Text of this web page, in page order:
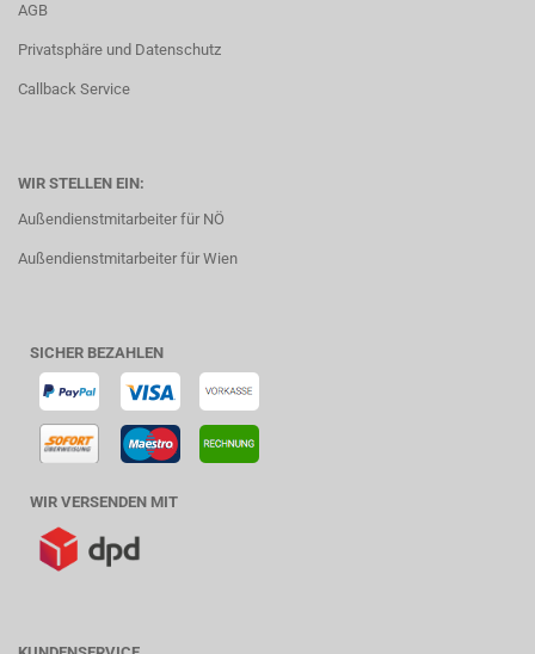
AGB
Privatsphäre und Datenschutz
Callback Service
WIR STELLEN EIN:
Außendienstmitarbeiter für NÖ
Außendienstmitarbeiter für Wien
SICHER BEZAHLEN
WIR VERSENDEN MIT